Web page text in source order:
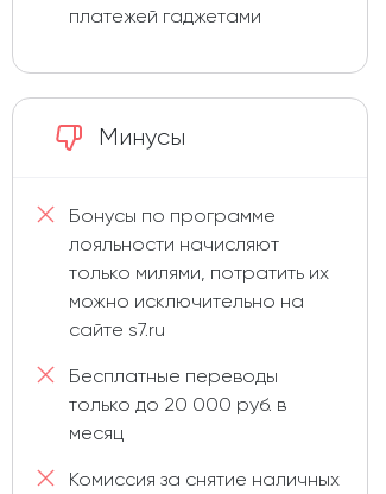
платежей гаджетами
Минусы
Бонусы по программе
лояльности начисляют
только милями, потратить их
можно исключительно на
сайте s7.ru
Бесплатные переводы
только до 20 000 руб. в
месяц
Комиссия за снятие наличных